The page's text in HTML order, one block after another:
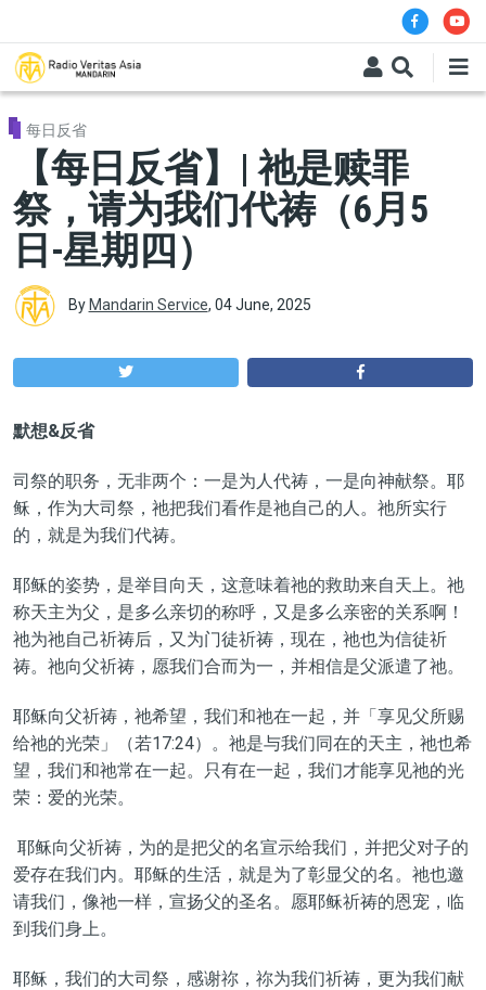
每日反省
【每日反省】| 祂是赎罪
祭，请为我们代祷（6月5
日-星期四）
By Mandarin Service, 04 June, 2025
默想&反省
司祭的职务，无非两个：一是为人代祷，一是向神献祭。耶
稣，作为大司祭，祂把我们看作是祂自己的人。祂所实行
的，就是为我们代祷。
耶稣的姿势，是举目向天，这意味着祂的救助来自天上。祂
称天主为父，是多么亲切的称呼，又是多么亲密的关系啊！
祂为祂自己祈祷后，又为门徒祈祷，现在，祂也为信徒祈
祷。祂向父祈祷，愿我们合而为一，并相信是父派遣了祂。
耶稣向父祈祷，祂希望，我们和祂在一起，并「享见父所赐
给祂的光荣」（若17:24）。祂是与我们同在的天主，祂也希
望，我们和祂常在一起。只有在一起，我们才能享见祂的光
荣：爱的光荣。
耶稣向父祈祷，为的是把父的名宣示给我们，并把父对子的
爱存在我们内。耶稣的生活，就是为了彰显父的名。祂也邀
请我们，像祂一样，宣扬父的圣名。愿耶稣祈祷的恩宠，临
到我们身上。
耶稣，我们的大司祭，感谢祢，祢为我们祈祷，更为我们献